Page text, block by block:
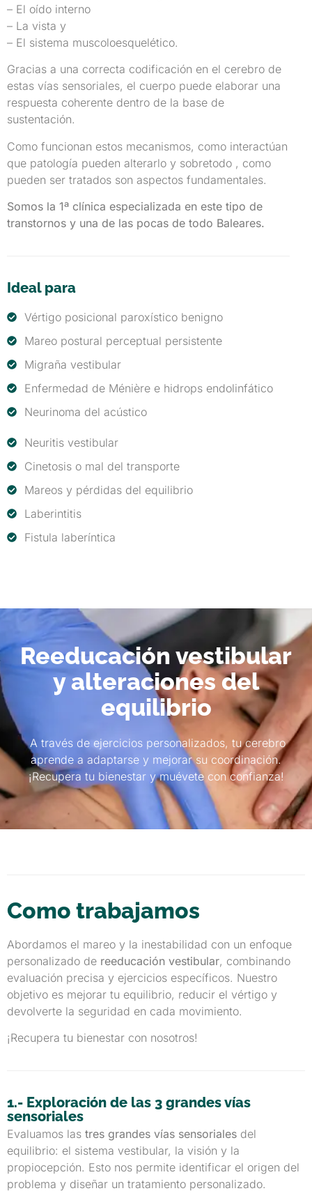
– El oído interno
– La vista y
– El sistema muscoloesquelético.
Gracias a una correcta codificación en el cerebro de
estas vías sensoriales, el cuerpo puede elaborar una
respuesta coherente dentro de la base de
sustentación.
Como funcionan estos mecanismos, como interactúan
que patología pueden alterarlo y sobretodo , como
pueden ser tratados son aspectos fundamentales.
Somos la 1ª clínica especializada en este tipo de
transtornos y una de las pocas de todo Baleares.
Ideal para
Vértigo posicional paroxístico benigno
Mareo postural perceptual persistente
Migraña vestibular
Enfermedad de Ménière e hidrops endolinfático
Neurinoma del acústico
Neuritis vestibular
Cinetosis o mal del transporte
Mareos y pérdidas del equilibrio
Laberintitis
Fistula laberíntica
Reeducación vestibular
y alteraciones del
equilibrio
A través de ejercicios personalizados, tu cerebro
aprende a adaptarse y mejorar su coordinación.
¡Recupera tu bienestar y muévete con confianza!
Como trabajamos
Abordamos el mareo y la inestabilidad con un enfoque
personalizado de reeducación vestibular, combinando
evaluación precisa y ejercicios específicos. Nuestro
objetivo es mejorar tu equilibrio, reducir el vértigo y
devolverte la seguridad en cada movimiento.
¡Recupera tu bienestar con nosotros!
1.- Exploración de las 3 grandes vías
sensoriales
Evaluamos las tres grandes vías sensoriales del
equilibrio: el sistema vestibular, la visión y la
propiocepción. Esto nos permite identificar el origen del
problema y diseñar un tratamiento personalizado.